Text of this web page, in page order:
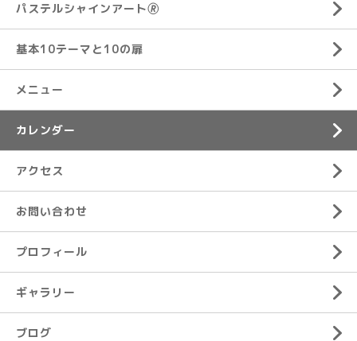
パステルシャインアート🄬
基本10テーマと10の扉
メニュー
カレンダー
アクセス
お問い合わせ
プロフィール
ギャラリー
ブログ